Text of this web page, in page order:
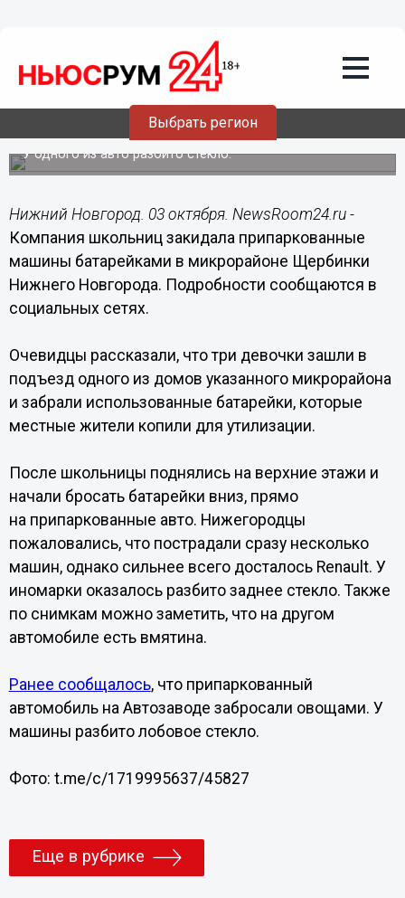
Выбрать регион
03.10.202216:39
Школьницы забросали батарейками
припаркованные машины в Щербинках
У одного из авто разбито стекло.
Нижний Новгород. 03 октября. NewsRoom24.ru -
Компания школьниц закидала припаркованные
машины батарейками в микрорайоне Щербинки
Нижнего Новгорода. Подробности сообщаются в
социальных сетях.
Очевидцы рассказали, что три девочки зашли в
подъезд одного из домов указанного микрорайона
и забрали использованные батарейки, которые
местные жители копили для утилизации.
После школьницы поднялись на верхние этажи и
начали бросать батарейки вниз, прямо
на припаркованные авто. Нижегородцы
пожаловались, что пострадали сразу несколько
машин, однако сильнее всего досталось Renault. У
иномарки оказалось разбито заднее стекло. Также
по снимкам можно заметить, что на другом
автомобиле есть вмятина.
Ранее сообщалось, что припаркованный
автомобиль на Автозаводе забросали овощами. У
машины разбито лобовое стекло.
Фото: t.me/c/1719995637/45827
Еще в рубрике